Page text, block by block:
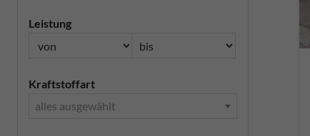
Leistung
Kraftstoffart
alles ausgewählt